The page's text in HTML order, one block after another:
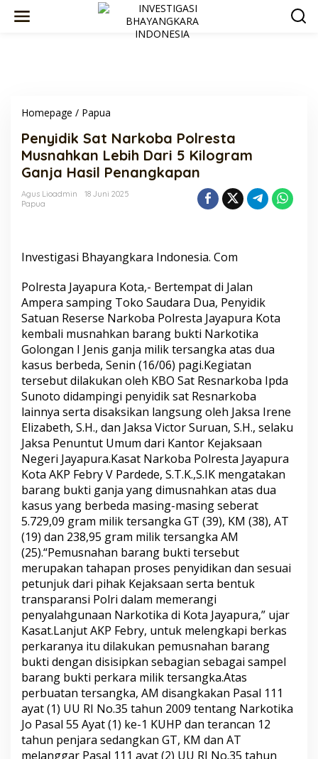
Homepage / Papua
Narkoba
Polresta
Musnahkan
Lebih
Dari
5
Penangkapan
Penyidik Sat Narkoba Polresta
Musnahkan Lebih Dari 5 Kilogram
Ganja Hasil Penangkapan
Agus Lioadmin
18 Juni 2025
Papua
Investigasi Bhayangkara Indonesia. Com
Polresta Jayapura Kota,- Bertempat di Jalan
Ampera samping Toko Saudara Dua, Penyidik
Satuan Reserse Narkoba Polresta Jayapura Kota
kembali musnahkan barang bukti Narkotika
Golongan I Jenis ganja milik tersangka atas dua
kasus berbeda, Senin (16/06) pagi.Kegiatan
tersebut dilakukan oleh KBO Sat Resnarkoba Ipda
Sunoto didampingi penyidik sat Resnarkoba
lainnya serta disaksikan langsung oleh Jaksa Irene
Elizabeth, S.H., dan Jaksa Victor Suruan, S.H., selaku
Jaksa Penuntut Umum dari Kantor Kejaksaan
Negeri Jayapura.Kasat Narkoba Polresta Jayapura
Kota AKP Febry V Pardede, S.T.K.,S.IK mengatakan
barang bukti ganja yang dimusnahkan atas dua
kasus yang berbeda masing-masing seberat
5.729,09 gram milik tersangka GT (39), KM (38), AT
(19) dan 238,95 gram milik tersangka AM
(25).“Pemusnahan barang bukti tersebut
merupakan tahapan proses penyidikan dan sesuai
petunjuk dari pihak Kejaksaan serta bentuk
transparansi Polri dalam memerangi
penyalahgunaan Narkotika di Kota Jayapura,” ujar
Kasat.Lanjut AKP Febry, untuk melengkapi berkas
perkaranya itu dilakukan pemusnahan barang
bukti dengan disisipkan sebagian sebagai sampel
barang bukti perkara milik tersangka.Atas
perbuatan tersangka, AM disangkakan Pasal 111
ayat (1) UU RI No.35 tahun 2009 tentang Narkotika
Jo Pasal 55 Ayat (1) ke-1 KUHP dan terancan 12
tahun penjara sedangkan GT, KM dan AT
melanggar Pasal 111 ayat (2) UU RI No.35 tahun